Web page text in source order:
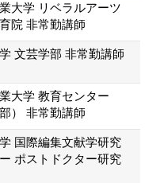
大学 リベラルアーツ
院 非常勤講師
文芸学部 非常勤講師
大学 教育センター
部） 非常勤講師
国際編集文献学研究
ポストドクター研究